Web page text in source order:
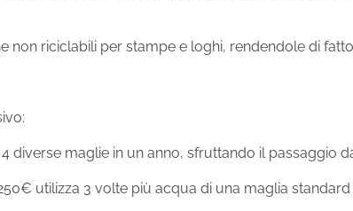
non riciclabili per stampe e loghi, rendendole di
diverse maglie in un anno, sfruttando il passaggio
utilizza 3 volte più acqua di una maglia standard